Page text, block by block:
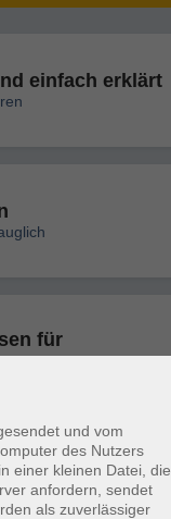
einfach erklärt
für
für ältere
und vom
des Nutzers
einer kleinen Datei, die
anfordern, sendet
als zuverlässiger